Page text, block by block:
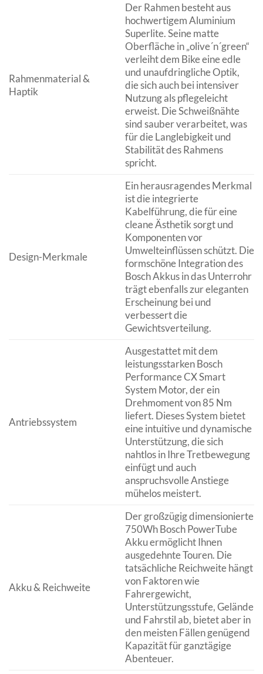
Rahmenmaterial &
Haptik
Der Rahmen besteht aus
hochwertigem Aluminium
Superlite. Seine matte
Oberfläche in „olive´n´green“
verleiht dem Bike eine edle
und unaufdringliche Optik,
die sich auch bei intensiver
Nutzung als pflegeleicht
erweist. Die Schweißnähte
sind sauber verarbeitet, was
für die Langlebigkeit und
Stabilität des Rahmens
spricht.
Design-Merkmale
Ein herausragendes Merkmal
ist die integrierte
Kabelführung, die für eine
cleane Ästhetik sorgt und
Komponenten vor
Umwelteinflüssen schützt. Die
formschöne Integration des
Bosch Akkus in das Unterrohr
trägt ebenfalls zur eleganten
Erscheinung bei und
verbessert die
Gewichtsverteilung.
Antriebssystem
Ausgestattet mit dem
leistungsstarken Bosch
Performance CX Smart
System Motor, der ein
Drehmoment von 85 Nm
liefert. Dieses System bietet
eine intuitive und dynamische
Unterstützung, die sich
nahtlos in Ihre Tretbewegung
einfügt und auch
anspruchsvolle Anstiege
mühelos meistert.
Akku & Reichweite
Der großzügig dimensionierte
750Wh Bosch PowerTube
Akku ermöglicht Ihnen
ausgedehnte Touren. Die
tatsächliche Reichweite hängt
von Faktoren wie
Fahrergewicht,
Unterstützungsstufe, Gelände
und Fahrstil ab, bietet aber in
den meisten Fällen genügend
Kapazität für ganztägige
Abenteuer.